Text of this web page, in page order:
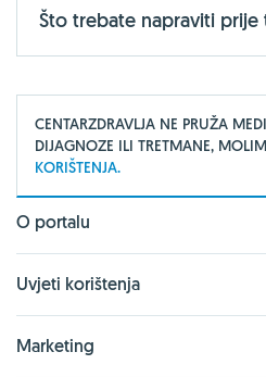
Što trebate napraviti prije
CENTARZDRAVLJA NE PRUŽA
DIJAGNOZE ILI TRETMANE,
KORIŠTENJA.
O portalu
Uvjeti korištenja
Marketing